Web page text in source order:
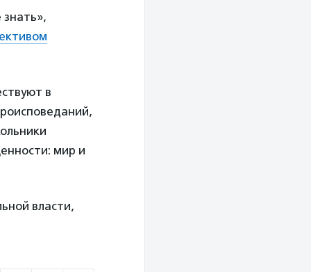
знать»,
в
мир и
власти,